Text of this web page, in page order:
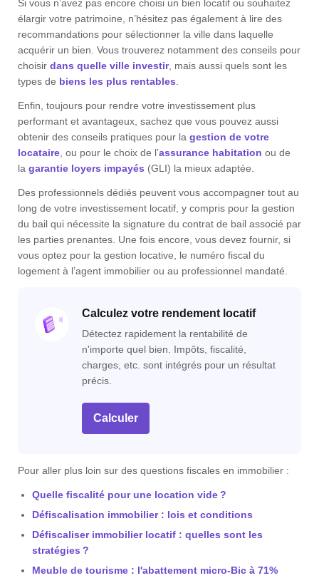
Si vous n’avez pas encore choisi un bien locatif ou souhaitez
élargir votre patrimoine, n’hésitez pas également à lire des
recommandations pour sélectionner la ville dans laquelle
acquérir un bien. Vous trouverez notamment des conseils pour
choisir dans quelle ville investir, mais aussi quels sont les
types de biens les plus rentables
Enfin, toujours pour rendre votre investissement plus
performant et avantageux, sachez que vous pouvez aussi
obtenir des conseils pratiques pour la gestion de votre
locataire , ou pour le choix de l’assurance habitation ou de
la garantie loyers impayés (GLI) la mieux adaptée.
Des professionnels dédiés peuvent vous accompagner tout au
long de votre investissement locatif, y compris pour la gestion
du bail qui nécessite la signature du contrat de bail associé par
les parties prenantes. Une fois encore, vous devez fournir, si
vous optez pour la gestion locative, le numéro fiscal du
logement à l’agent immobilier ou au professionnel mandaté.
Calculez votre rendement locatif
Détectez rapidement la rentabilité de
n'importe quel bien. Impôts, fiscalité,
charges, etc. sont intégrés pour un résultat
précis.
Calculer
Pour aller plus loin sur des questions fiscales en immobilier :
Quelle fiscalité pour une location vide ?
Défiscalisation immobilier : lois et conditions
Défiscaliser immobilier locatif : quelles sont les
stratégies ?
Meuble de tourisme : l'abattement micro-Bic à 71%